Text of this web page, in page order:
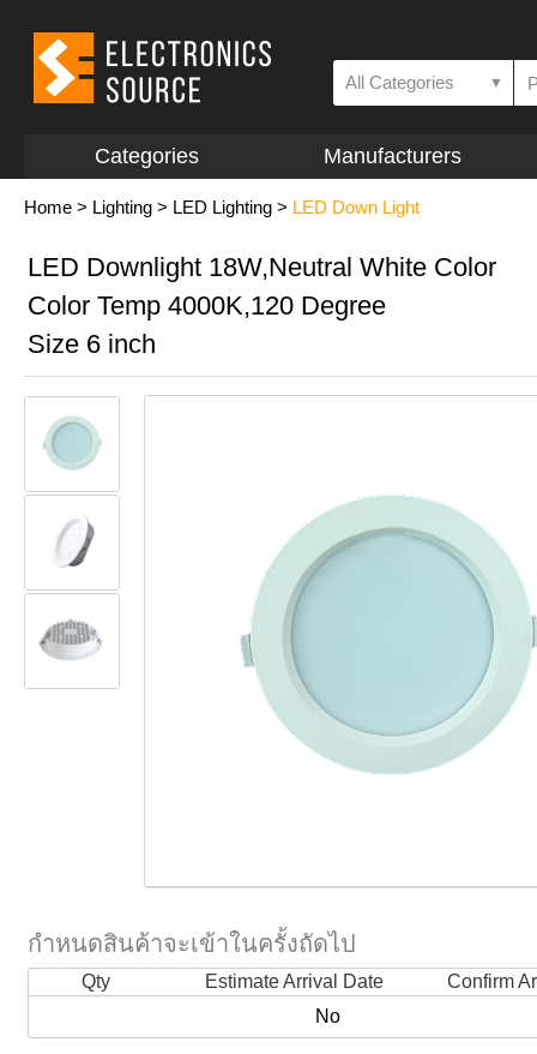
All Categories ▼
Categories Manufacturers
Home > Lighting > LED Lighting > LED Down Light
LED Downlight 18W,Neutral White Color
Color Temp 4000K,120 Degree
Size 6 inch
กำหนดสินค้าจะเข้าในครั้งถัดไป
Qty Estimate Arrival Date
Confirm
No